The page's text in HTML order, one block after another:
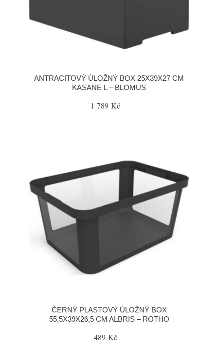
ANTRACITOVÝ ÚLOŽNÝ BOX 25X39X27 CM
KASANE L – BLOMUS
1 789 Kč
ČERNÝ PLASTOVÝ ÚLOŽNÝ BOX
55,5X39X26,5 CM ALBRIS – ROTHO
489 Kč